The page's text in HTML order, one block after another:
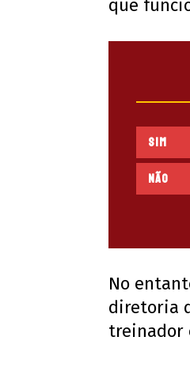
que
Sim
Não
No
diretoria
treinador